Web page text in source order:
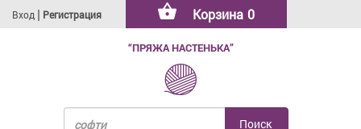
Вход | Регистрация Корзина 0
“ПРЯЖА НАСТЕНЬКА”